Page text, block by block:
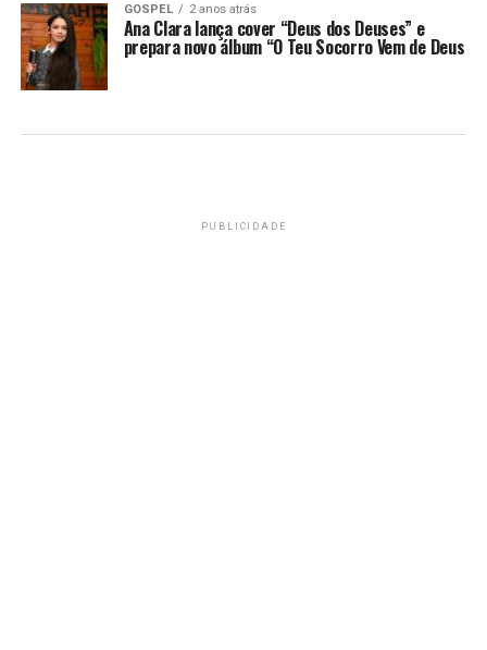
GOSPEL 2 anos atrás
Ana Clara lança cover “Deus dos Deuses” e
prepara novo álbum “O Teu Socorro Vem de Deus
PUBLICIDADE